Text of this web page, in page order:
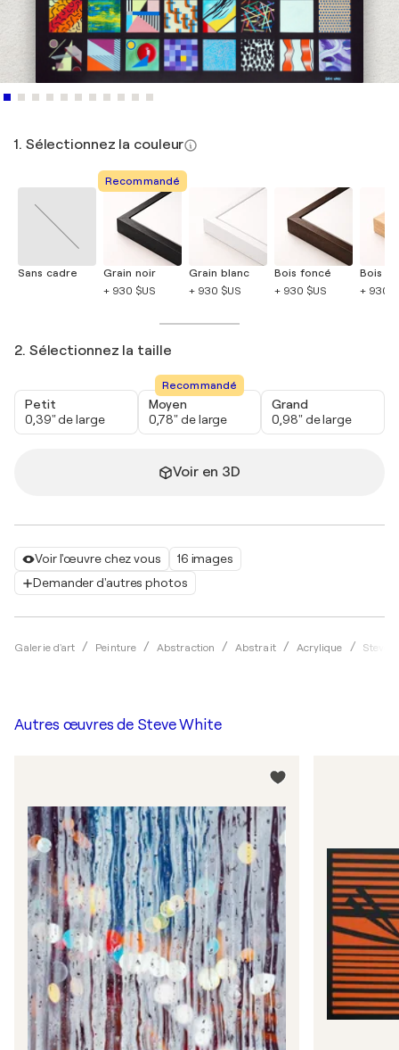
Voir l'œuvre chez vous
16 images
Demander d'autres photos
Galerie d'art Peinture Abstraction Abstrait Acrylique Steve
1. Sélectionnez la couleur
Sans cadre
Recommandé
Grain noir
+ 930 $US
Grain blanc
+ 930 $US
Bois foncé
+ 930 $US
Bois
+ 930
2. Sélectionnez la taille
Petit
0,39" de large
Recommandé
Moyen
0,78" de large
Grand
0,98" de large
Voir en 3D
Autres œuvres de Steve White